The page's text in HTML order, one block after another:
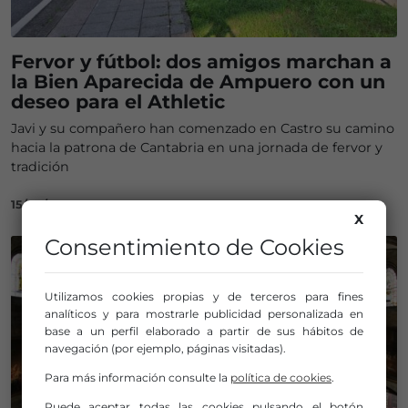
Fervor y fútbol: dos amigos marchan a
la Bien Aparecida de Ampuero con un
deseo para el Athletic
Javi y su compañero han comenzado en Castro su camino
hacia la patrona de Cantabria en una jornada de fervor y
tradición
15/09/2025
X
Consentimiento de Cookies
Utilizamos cookies propias y de terceros para fines
analíticos y para mostrarle publicidad personalizada en
base a un perfil elaborado a partir de sus hábitos de
navegación (por ejemplo, páginas visitadas).
Para más información consulte la política de cookies.